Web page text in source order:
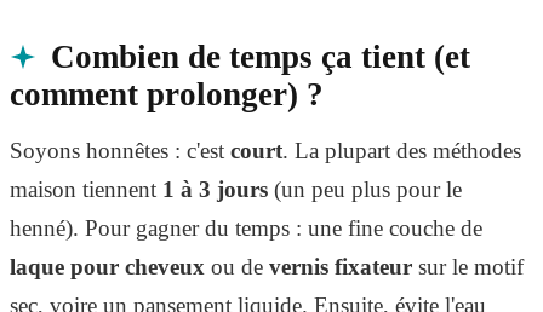
Combien de temps ça tient (et
comment prolonger) ?
Soyons honnêtes : c'est court. La plupart des méthodes
maison tiennent 1 à 3 jours (un peu plus pour le
henné). Pour gagner du temps : une fine couche de
laque pour cheveux ou de vernis fixateur sur le motif
sec, voire un pansement liquide. Ensuite, évite l'eau